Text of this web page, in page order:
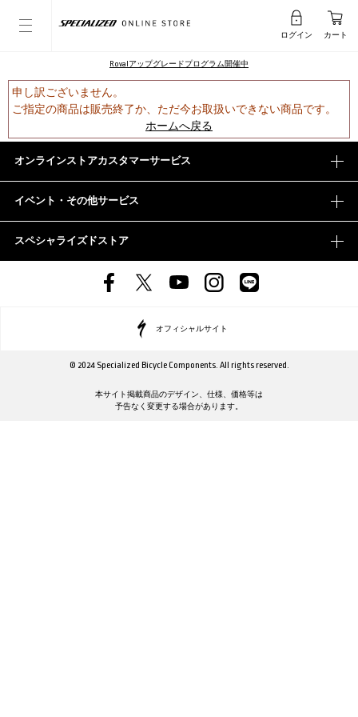
ログイン カート
Rovalアップグレードプログラム開催中
申し訳ございません。
ご指定の商品は販売終了か、ただ今お取扱いできない商品です。
ホームへ戻る
オンラインストアカスタマーサービス
イベント・その他サービス
スペシャライズドストア
オフィシャルサイト
© 2024 Specialized Bicycle Components. All rights reserved.
本サイト掲載商品のデザイン、仕様、価格等は
予告なく変更する場合があります。